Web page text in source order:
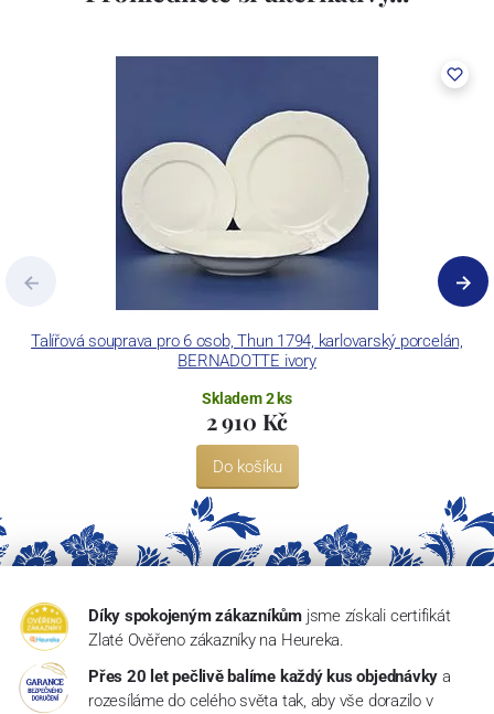
včetně ochranné známky a technologických zařízení. Závod je
pecemi a vtavnou dekorační pecí. Závod je schopen dekorovat své
Concordia Lesov používá ochrannou známku LC a Thun Hotel &
Talířová souprava pro 6 osob, Thun 1794, karlovarský porcelán,
BERNADOTTE ivory
Skladem 2 ks
2 910 Kč
Do košíku
Díky spokojeným zákazníkům jsme získali certifikát
Zlaté Ověřeno zákazníky na Heureka.
Přes 20 let pečlivě balíme každý kus objednávky a
rozesíláme do celého světa tak, aby vše dorazilo v